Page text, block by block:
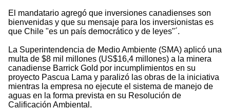
El mandatario agregó que inversiones canadienses son
bienvenidas y que su mensaje para los inversionistas es
que Chile "es un país democrático y de leyes"´.
La Superintendencia de Medio Ambiente (SMA) aplicó una
multa de $8 mil millones (US$16,4 millones) a la minera
canadiense Barrick Gold por incumplimientos en su
proyecto Pascua Lama y paralizó las obras de la iniciativa
mientras la empresa no ejecute el sistema de manejo de
aguas en la forma prevista en su Resolución de
Calificación Ambiental.